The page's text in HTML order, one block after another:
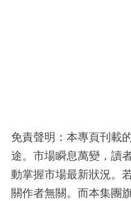
免責聲明：本專頁刊載
途。市場瞬息萬變，讀
動掌握市場最新狀況。
關作者無關。而本集團